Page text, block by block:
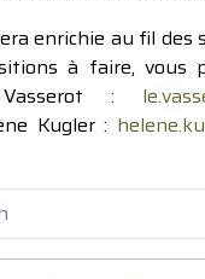
enrichie au fil des
à faire, vous
Vasserot :
Kugler :